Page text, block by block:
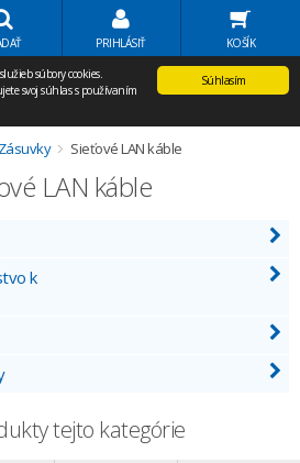
Volať Agem
PRIHLÁSIŤ KOŠÍK
Súhlasím
súbory cookies.
svoj súhlas s používaním
Sieťové LAN káble
LAN káble
k
tejto kategórie